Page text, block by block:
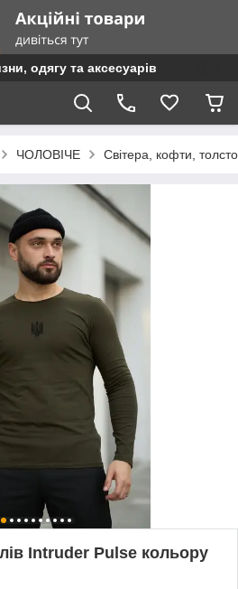
одягу та аксесуарів
ЧОЛОВІЧЕ Світера, кофти,
Intruder Pulse кольору